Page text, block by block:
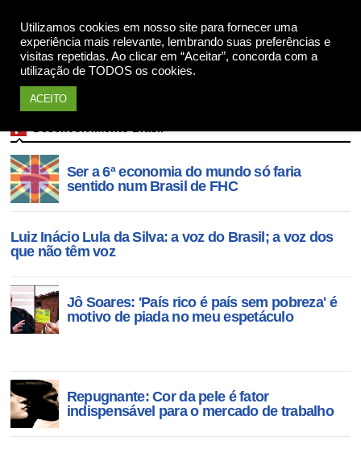
Utilizamos cookies em nosso site para fornecer uma
experiência mais relevante, lembrando suas preferências e
visitas repetidas. Ao clicar em “Aceitar”, concorda com a
utilização de TODOS os cookies.
ACEITO
Ser a 6ª economia do mundo só faria
sentido num Brasil de FHC
Luiz Inácio Lula da Silva: a voz do Brasil; a voz dos
que não têm voz
Jô Soares: 'País rico é país sem pobreza' é
motivo de piada no meu espetáculo
Repugnante: Cor da pele é fator
indispensável para o mercado de trabalho